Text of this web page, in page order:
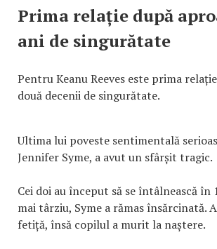
Prima relație după
ani de singurătate
Pentru Keanu Reeves este prima
două decenii de singurătate.
Ultima lui poveste sentimentală
Jennifer Syme, a avut un sfârșit tragic.
Cei doi au început să se întâlnească în
mai târziu, Syme a rămas însărcinată.
fetiță, însă copilul a murit la naștere.